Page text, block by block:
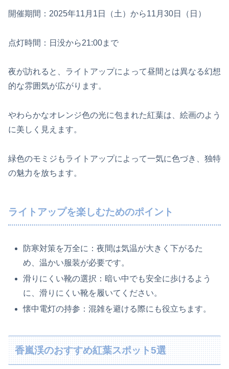
開催期間：2025年11月1日（土）から11月30日（日）
点灯時間：日没から21:00まで
夜が訪れると、ライトアップによって昼間とは異なる幻想
的な雰囲気が広がります。
やわらかなオレンジ色の光に包まれた紅葉は、絵画のよう
に美しく見えます。
緑色のモミジもライトアップによって一気に色づき、独特
の魅力を放ちます。
ライトアップを楽しむためのポイント
防寒対策を万全に：夜間は気温が大きく下がるた
め、温かい服装が必要です。
滑りにくい靴の選択：暗い中でも安全に歩けるよう
に、滑りにくい靴を履いてください。
懐中電灯の持参：混雑を避ける際にも役立ちます。
香嵐渓のおすすめ紅葉スポット5選